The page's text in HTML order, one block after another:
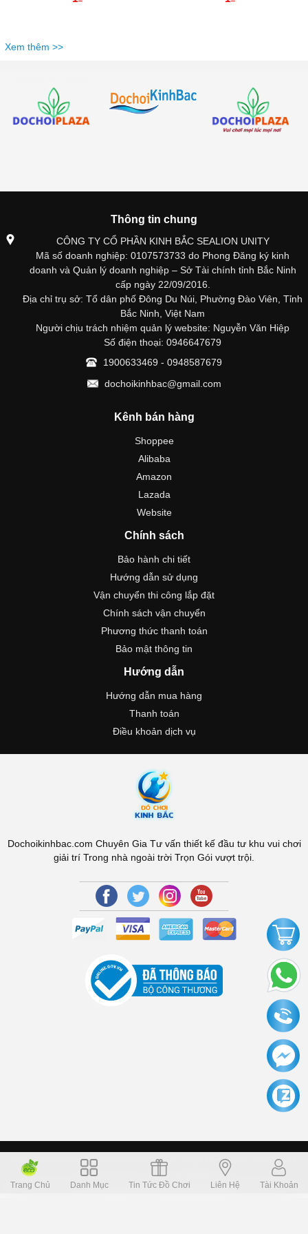
Xem thêm >>
Thông tin chung
CÔNG TY CỔ PHẦN KINH BẮC SEALION UNITY
Mã số doanh nghiệp: 0107573733 do Phong Đăng ký kinh
doanh và Quản lý doanh nghiệp – Sở Tài chính tỉnh Bắc Ninh
cấp ngày 22/09/2016.
Địa chỉ trụ sở: Tổ dân phố Đông Du Núi, Phường Đào Viên, Tỉnh
Bắc Ninh, Việt Nam
Người chịu trách nhiệm quản lý website: Nguyễn Văn Hiệp
Số điện thoại: 0946647679
1900633469 - 0948587679
dochoikinhbac@gmail.com
Kênh bán hàng
Shoppee
Alibaba
Amazon
Lazada
Website
Chính sách
Bảo hành chi tiết
Hướng dẫn sử dụng
Vận chuyển thi công lắp đặt
Chính sách vận chuyển
Phương thức thanh toán
Bảo mật thông tin
Hướng dẫn
Hướng dẫn mua hàng
Thanh toán
Điều khoản dịch vụ
Dochoikinhbac.com Chuyên Gia Tư vấn thiết kế đầu tư khu vui chơi
giải trí Trong nhà ngoài trời Trọn Gói vượt trội.
Copyright © 2006 Dochoikinhbac.com Alright reversed. Designed
Dochoikinhbac.vn.cung cấp bởi sapo
Trang Chủ
Danh Mục Tin Tức Đồ Chơi Liên Hệ Tài Khoản